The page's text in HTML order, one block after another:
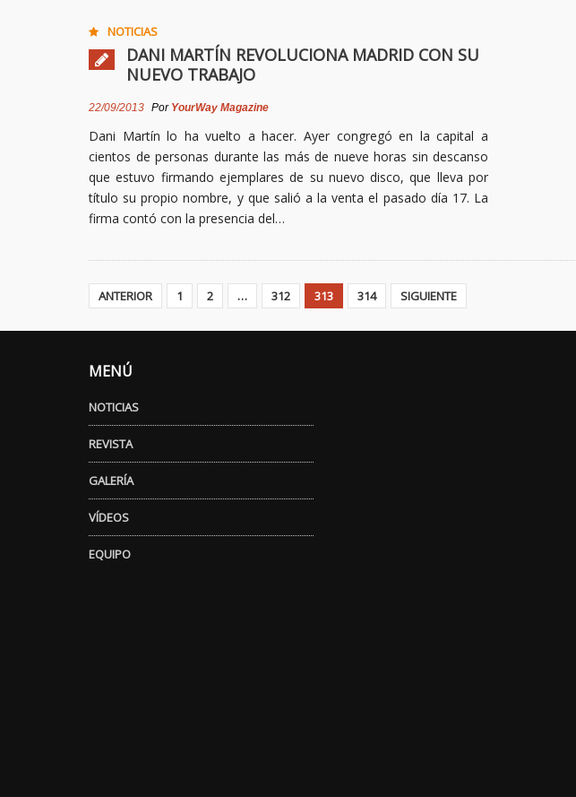
NOTICIAS
DANI MARTÍN REVOLUCIONA MADRID CON SU
NUEVO TRABAJO
22/09/2013 Por YourWay Magazine
Dani Martín lo ha vuelto a hacer. Ayer congregó en la capital a
cientos de personas durante las más de nueve horas sin descanso
que estuvo firmando ejemplares de su nuevo disco, que lleva por
título su propio nombre, y que salió a la venta el pasado día 17. La
firma contó con la presencia del…
ANTERIOR 1 2 … 312 313 314 SIGUIENTE
MENÚ
NOTICIAS
REVISTA
GALERÍA
VÍDEOS
EQUIPO